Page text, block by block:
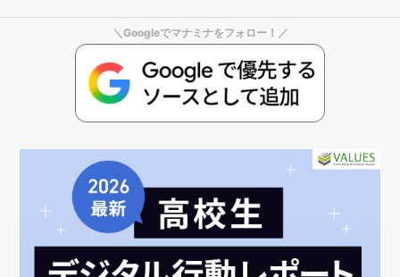
のブラウザでキーワード分析やトレンド調査を行えます。Dockpitに
は無料版もありますので、興味のある方は下記よりぜひご登録くだ
＼Googleでマナミナをフォロー！／